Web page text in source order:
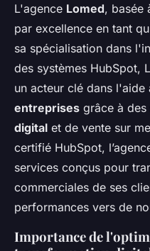
L'agence Lomed, basée
par excellence en tant
sa spécialisation dans
des systèmes HubSpot,
un acteur clé dans l'aide
entreprises grâce à
digital et de vente sur
certifié HubSpot,
services conçus pour
commerciales de ses
performances vers de
Importance de